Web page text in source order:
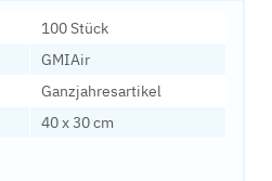
100 Stück
GMIAir
Ganzjahresartikel
40 x 30 cm